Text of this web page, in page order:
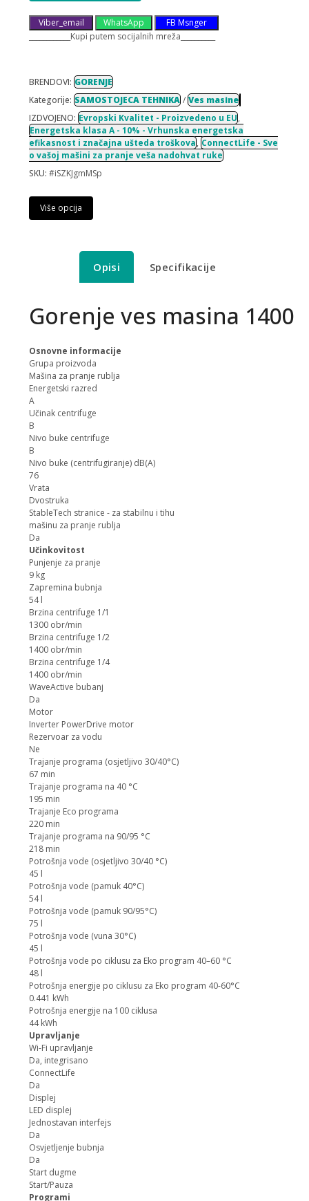
Viber_email WhatsApp
FB Msnger
____________Kupi putem socijalnih mreža__________
BRENDOVI: GORENJE
Kategorije: SAMOSTOJECA TEHNIKA / Ves masine
IZDVOJENO: Evropski Kvalitet - Proizvedeno u EU,
Energetska klasa A - 10% - Vrhunska energetska
efikasnost i značajna ušteda troškova, ConnectLife - Sve
o vašoj mašini za pranje veša nadohvat ruke
SKU: #iSZKJgmMSp
Više opcija
Opisi Specifikacije
Gorenje ves masina 1400
Osnovne informacije
Grupa proizvoda
Mašina za pranje rublja
Energetski razred
A
Učinak centrifuge
B
Nivo buke centrifuge
B
Nivo buke (centrifugiranje) dB(A)
76
Vrata
Dvostruka
StableTech stranice - za stabilnu i tihu
mašinu za pranje rublja
Da
Učinkovitost
Punjenje za pranje
9 kg
Zapremina bubnja
54 l
Brzina centrifuge 1/1
1300 obr/min
Brzina centrifuge 1/2
1400 obr/min
Brzina centrifuge 1/4
1400 obr/min
WaveActive bubanj
Da
Motor
Inverter PowerDrive motor
Rezervoar za vodu
Ne
Trajanje programa (osjetljivo 30/40°C)
67 min
Trajanje programa na 40 °C
195 min
Trajanje Eco programa
220 min
Trajanje programa na 90/95 °C
218 min
Potrošnja vode (osjetljivo 30/40 °C)
45 l
Potrošnja vode (pamuk 40°C)
54 l
Potrošnja vode (pamuk 90/95°C)
75 l
Potrošnja vode (vuna 30°C)
45 l
Potrošnja vode po ciklusu za Eko program 40–60 °C
48 l
Potrošnja energije po ciklusu za Eko program 40-60°C
0.441 kWh
Potrošnja energije na 100 ciklusa
44 kWh
Upravljanje
Wi-Fi upravljanje
Da, integrisano
ConnectLife
Da
Displej
LED displej
Jednostavan interfejs
Da
Osvjetljenje bubnja
Da
Start dugme
Start/Pauza
Programi